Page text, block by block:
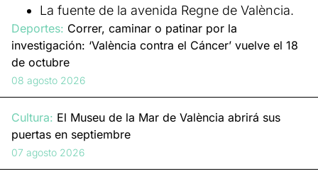
La fuente de la avenida Regne de València.
Deportes: Correr, caminar o patinar por la
investigación: ‘València contra el Cáncer’ vuelve el 18
de octubre
08 agosto 2026
Cultura: El Museu de la Mar de València abrirá sus
puertas en septiembre
07 agosto 2026